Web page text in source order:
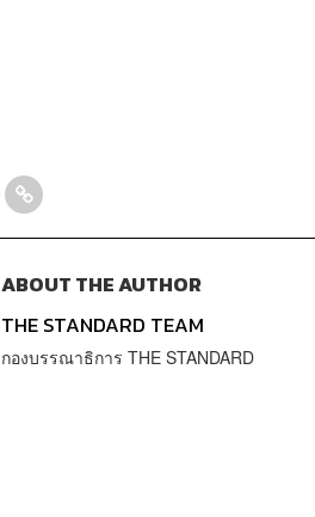
ABOUT THE AUTHOR
THE STANDARD TEAM
กองบรรณาธิการ THE STANDARD